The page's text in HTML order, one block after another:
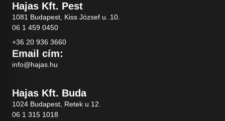
Hajas Kft. Pest
1081 Budapest, Kiss József u. 10.
06 1 459 0450
+36 20 936 3660
Email cím:
info@hajas.hu
Hajas Kft. Buda
1024 Budapest, Retek u 12.
06 1 315 1018